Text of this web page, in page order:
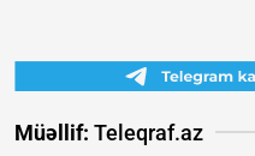
Müəllif: Teleqraf.az